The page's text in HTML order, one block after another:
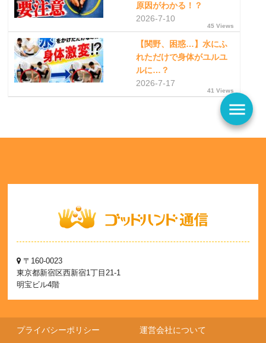
原因がわかる！？
2026-7-10
45 Views
【関野、困惑…】水にふ
れただけで身体がユルユ
ルに…？
2026-7-17
41 Views
menu
〒160-0023
東京都新宿区西新宿1丁目21-1
明宝ビル4階
プライバシーポリシー 運営会社について